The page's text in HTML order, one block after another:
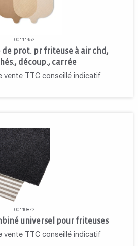
00111452
de prot. pr friteuse à air chd,
découp., carrée
vente TTC conseillé indicatif
00110872
universel pour friteuses
vente TTC conseillé indicatif